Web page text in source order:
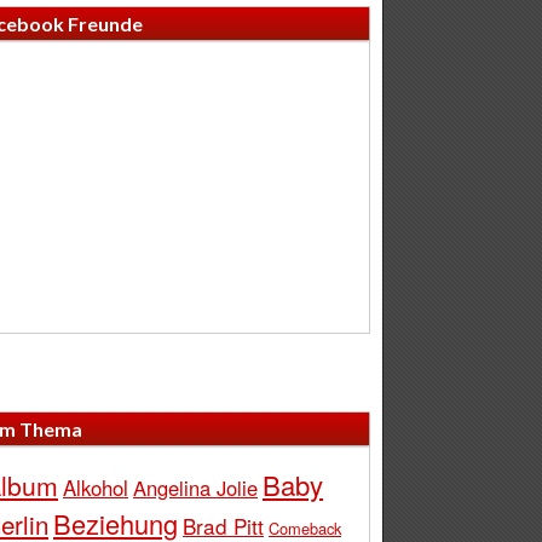
Freunde
Thema
Alkohol Angelina Jolie Baby
Beziehung Brad Pitt Comeback